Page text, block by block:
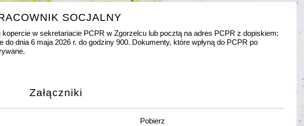
SOCJALNY
w sekretariacie PCPR w Zgorzelcu lub pocztą na adres PCPR z dopiskiem:
dnia 6 maja 2026 r. do godziny 900. Dokumenty, które wpłyną do PCPR po
Załączniki
Pobierz